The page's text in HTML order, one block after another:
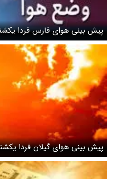
تدریجی دمای هوا
هوای گرم طی ۴۸ ساعت آینده